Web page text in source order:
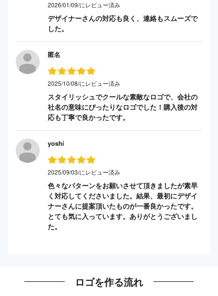
2026/01/09/にレビュー済み
デザイナーさんの対応も良く、連絡もスムーズで
した。
匿名
2025/10/08/にレビュー済み
スタイリッシュでクールな素敵なロゴで、会社の
社名の意味にぴったりなロゴでした！購入後の対
応も丁寧で良かったです。
yoshi
2025/09/03/にレビュー済み
色々なパターンをお願いさせて頂きましたが素早
く対応してくださいました。結果、最初にデザイ
ナーさんに提案頂いたものが一番良かったです。
とても気に入っています。ありがとうございまし
た。
ロゴを作る流れ